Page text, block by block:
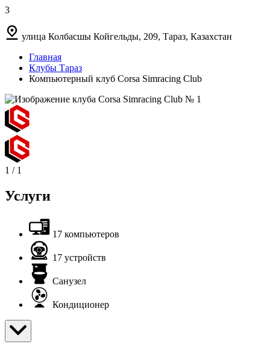
3
улица Колбасшы Койгельды, 209, Тараз, Казахстан
Главная
Клубы Тараз
Компьютерный клуб Corsa Simracing Club
1 / 1
Услуги
17 компьютеров
17 устройств
Санузел
Кондиционер